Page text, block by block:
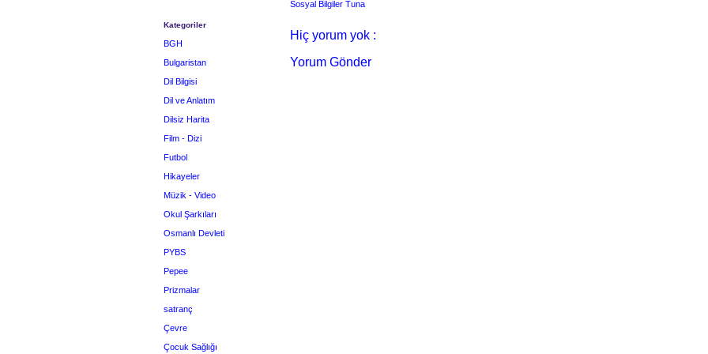
Sosyal Bilgiler Tuna
Hiç yorum yok :
Yorum Gönder
Kategoriler
BGH
Bulgaristan
Dil Bilgisi
Dil ve Anlatım
Dilsiz Harita
Film - Dizi
Futbol
Hikayeler
Müzik - Video
Okul Şarkıları
Osmanlı Devleti
PYBS
Pepee
Prizmalar
satranç
Çevre
Çocuk Sağlığı